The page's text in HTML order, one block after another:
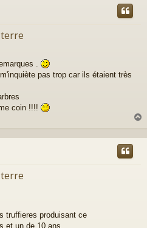
.
pas trop car ils étaient très
coin !!!!
u
truffieres produisant ce
et un de 10 ans.